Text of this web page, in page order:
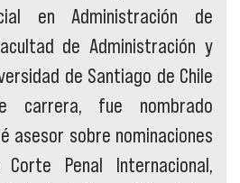
en Administración de
de Administración y
de Santiago de Chile
carrera, fue nombrado
asesor sobre nominaciones
Penal Internacional,